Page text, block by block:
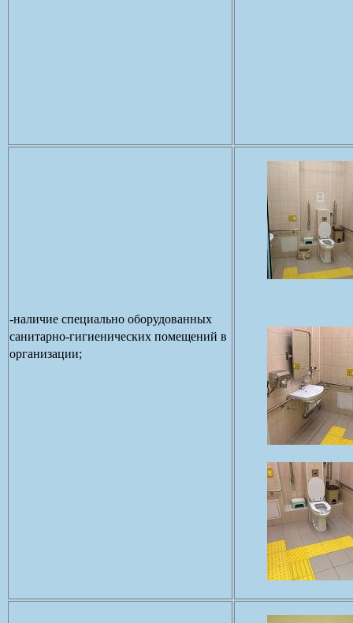
-наличие специально оборудованных
санитарно-гигиенических помещений в
организации;